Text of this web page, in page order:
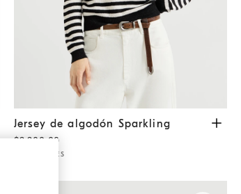
Jersey de algodón Sparkling Negro
Jersey de algodón Sparkling
$2,200.00
2 COLORES